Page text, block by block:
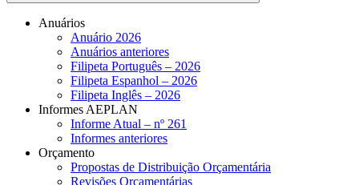
Buscar
Anuários
Anuário 2026
Anuários anteriores
Filipeta Português – 2026
Filipeta Espanhol – 2026
Filipeta Inglês – 2026
Informes AEPLAN
Informe Atual – nº 261
Informes anteriores
Orçamento
Propostas de Distribuição Orçamentária
Revisões Orçamentárias